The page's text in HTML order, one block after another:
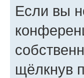
Если вы
щёлкнув